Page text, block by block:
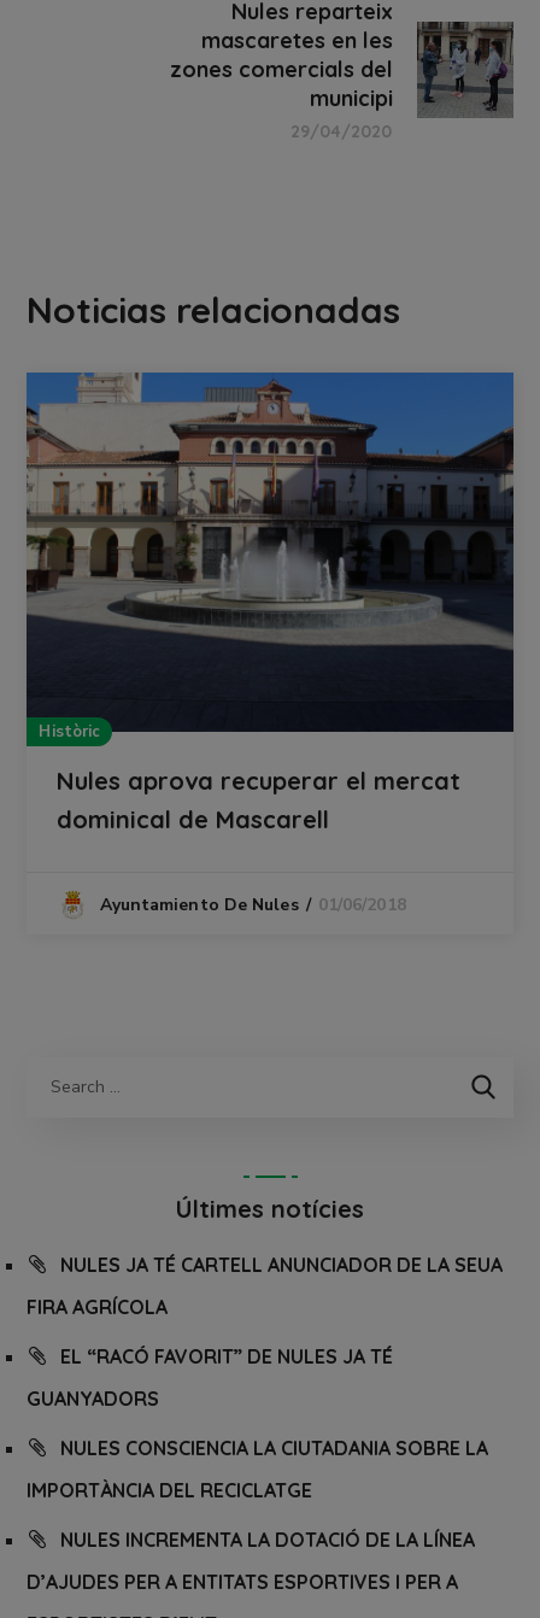
Nules reparteix
mascaretes en les
zones comercials del
municipi
29/04/2020
Noticias relacionadas
Històric
Nules aprova recuperar el mercat
dominical de Mascarell
Ayuntamiento De Nules 01/06/2018
Últimes notícies
NULES JA TÉ CARTELL ANUNCIADOR DE LA SEUA
FIRA AGRÍCOLA
EL “RACÓ FAVORIT” DE NULES JA TÉ
GUANYADORS
NULES CONSCIENCIA LA CIUTADANIA SOBRE LA
IMPORTÀNCIA DEL RECICLATGE
NULES INCREMENTA LA DOTACIÓ DE LA LÍNEA
D’AJUDES PER A ENTITATS ESPORTIVES I PER A